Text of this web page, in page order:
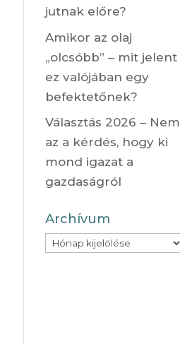
jutnak előre?
Amikor az olaj
„olcsóbb” – mit jelent
ez valójában egy
befektetőnek?
Választás 2026 – Nem
az a kérdés, hogy ki
mond igazat a
gazdaságról
Archívum
Archívum